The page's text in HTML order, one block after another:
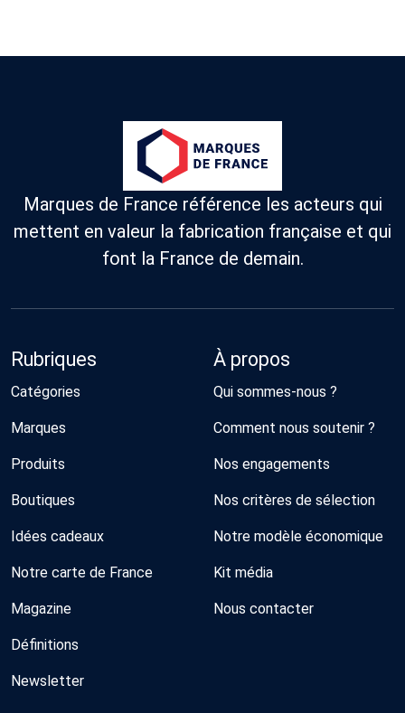
Marques de France référence les acteurs qui
mettent en valeur la fabrication française et qui
font la France de demain.
Rubriques
Catégories
Marques
Produits
Boutiques
Idées cadeaux
Notre carte de France
Magazine
Définitions
Newsletter
À propos
Qui sommes-nous ?
Comment nous soutenir ?
Nos engagements
Nos critères de sélection
Notre modèle économique
Kit média
Nous contacter